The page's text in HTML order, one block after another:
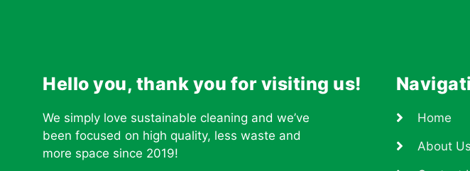
Hello you, thank you for visiting us!
We simply love sustainable cleaning and we’ve
been focused on high quality, less waste and
more space since 2019!
Home
About Us